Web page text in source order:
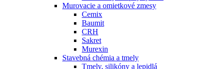
Murovacie a omietkové zmesy
Cemix
Baumit
CRH
Sakret
Murexin
Stavebná chémia a tmely
Tmely, silikóny a lepidlá